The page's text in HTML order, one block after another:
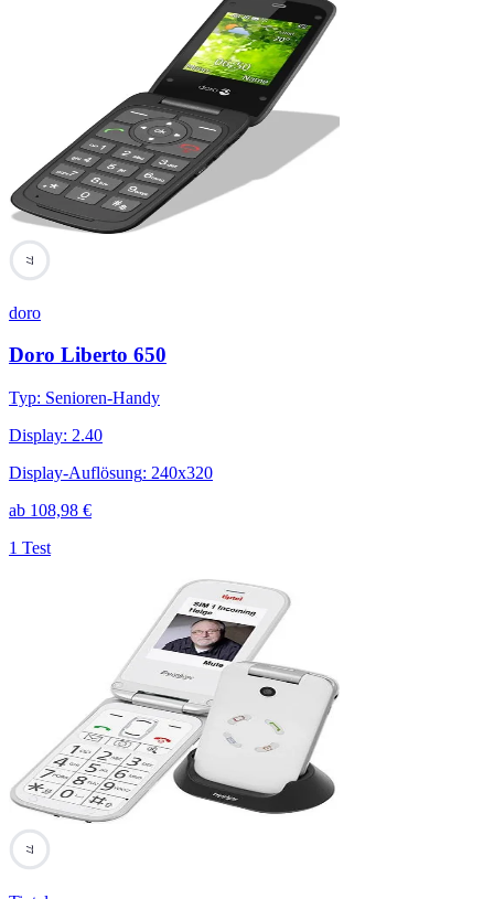
77
doro
Doro Liberto 650
Typ: Senioren-Handy
Display: 2.40
Display-Auflösung: 240x320
ab 108,98 €
1 Test
77